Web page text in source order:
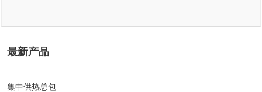
最新产品
集中供热总包